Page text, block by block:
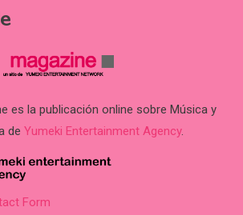
es la publicación online sobre Música y
de Yumeki Entertainment Agency.
Form